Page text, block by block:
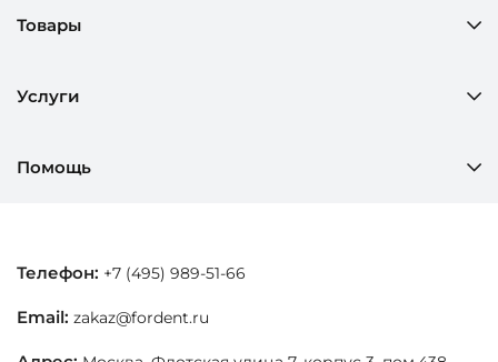
Товары
Услуги
Помощь
Телефон: +7 (495) 989-51-66
Email: zakaz@fordent.ru